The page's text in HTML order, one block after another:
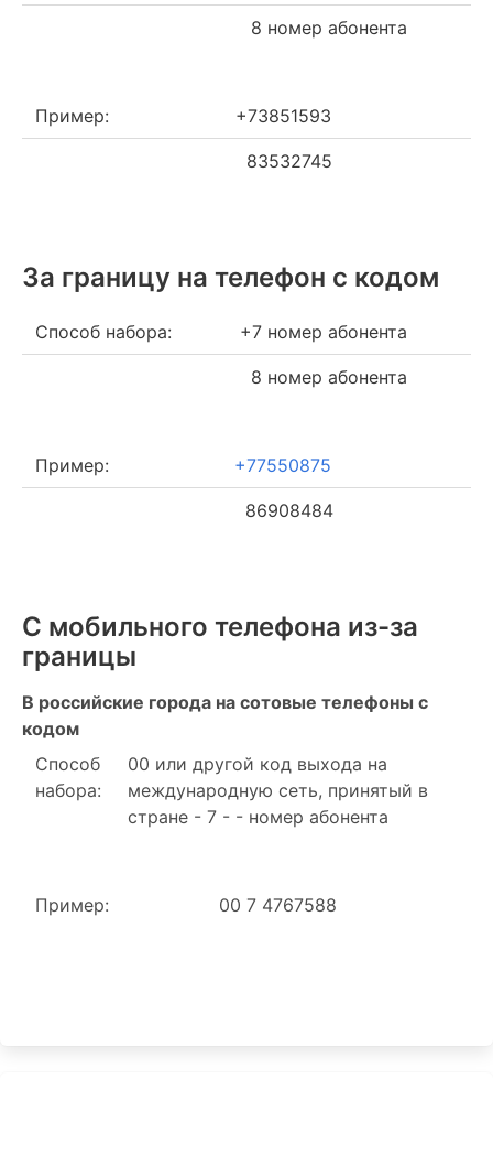
8 номер абонента
Пример: +73851593
83532745
За границу на телефон c кодом
Способ набора: +7 номер абонента
8 номер абонента
Пример: +77550875
86908484
С мобильного телефона из-за
границы
В российские города на сотовые телефоны с
кодом
Способ
набора:
00 или другой код выхода на
международную сеть, принятый в
стране - 7 - - номер абонента
Пример: 00 7 4767588